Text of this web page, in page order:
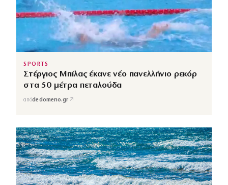
SPORTS
Στέργιος Μπίλας έκανε νέο πανελλήνιο ρεκόρ
στα 50 μέτρα πεταλούδα
απόdedomeno.gr ↗